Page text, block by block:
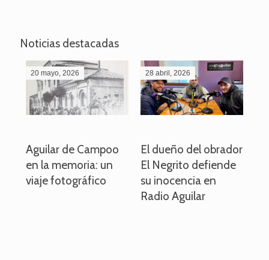
Noticias destacadas
20 mayo, 2026
Aguilar de Campoo
en la memoria: un
viaje fotográfico
28 abril, 2026
El dueño del obrador
El Negrito defiende
su inocencia en
Radio Aguilar